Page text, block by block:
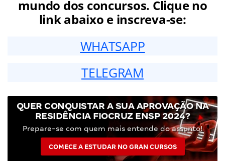
mundo dos concursos. Clique no
link abaixo e inscreva-se:
WHATSAPP
TELEGRAM
QUER CONQUISTAR A SUA APROVAÇÃO NA
RESIDÊNCIA FIOCRUZ ENSP 2024?
Prepare-se com quem mais entende do assunto!
COMECE A ESTUDAR NO GRAN CURSOS